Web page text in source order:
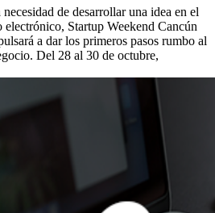
de desarrollar una idea en el
Startup Weekend Cancún
a dar los primeros pasos rumbo al
Del 28 al 30 de octubre,